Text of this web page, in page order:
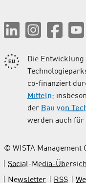
Die Entwicklung
co-finanziert
Mitteln;
der Bau von
werden auch für
© WISTA Management
Social-Media-
Newsletter
RSS